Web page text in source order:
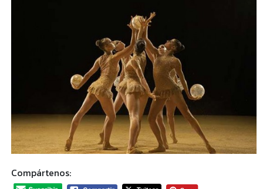
Compártenos: